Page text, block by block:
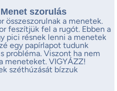
szorulás
összeszorulnak a menetek.
feszítjük fel a rugót. Ebben a
pici résnek lenni a menetek
egy papírlapot tudunk
probléma. Viszont ha nem
meneteket. VIGYÁZZ!
széthúzását bízzuk